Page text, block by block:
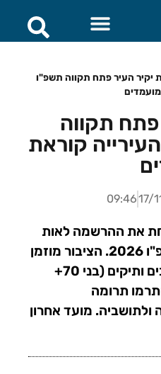
יקיר העיר פתח תקווה תשפ"ו
פתח תקווה
2026: העירייה קוראת
17/
09:46
את ההרשמה לאות
יקיר/ה העיר לשנת תשפ"ו 2026. הציבור מוזמן
להגיש מועמדות לתושבים ותיקים (בני 70+
שתרמו תרומה
מועד אחרון